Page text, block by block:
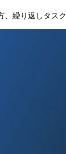
、繰り返しタス